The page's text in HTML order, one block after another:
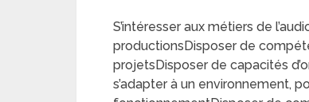
S’intéresser aux métiers de
productionsDisposer de
projetsDisposer de capacités
s’adapter à un environnement,